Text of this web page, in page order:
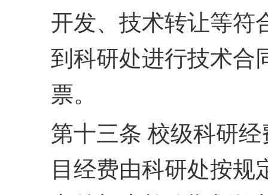
开发、技术转让等符
到科研处进行技术合
票。
第十三条 校级科研
目经费由科研处按